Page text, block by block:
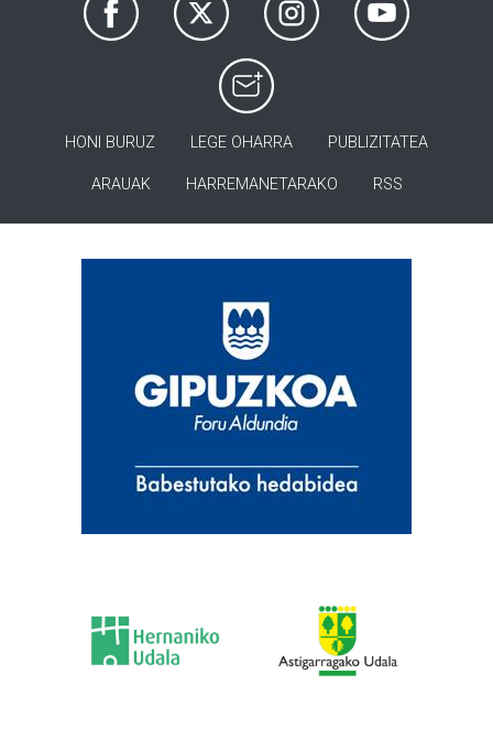
HONI BURUZ LEGE OHARRA PUBLIZITATEA
ARAUAK HARREMANETARAKO RSS